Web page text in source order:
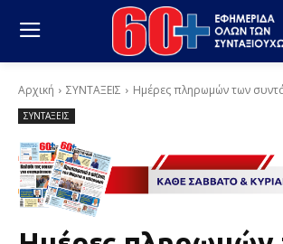
Αρχική ΣΥΝΤΑΞΕΙΣ Ημέρες πληρωμών των
ΣΥΝΤΑΞΕΙΣ